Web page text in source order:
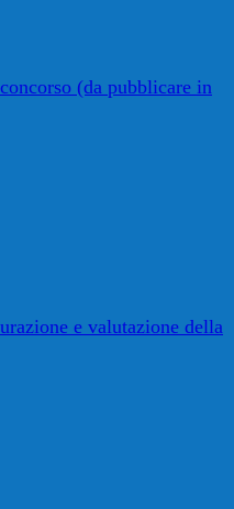
(da pubblicare in
e valutazione della